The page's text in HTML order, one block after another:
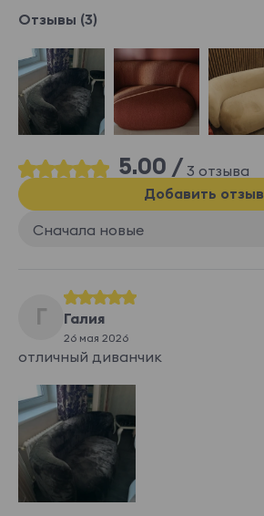
Отзывы (3)
5.00 / 3 отзыва
Сначала новые
Добавить отзыв
Г Галия
26 мая 2026
отличный диванчик